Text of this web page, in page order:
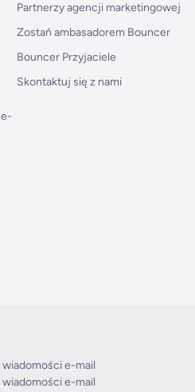
Partnerzy agencji marketingowej
Zostań ambasadorem Bouncer
Bouncer Przyjaciele
Skontaktuj się z nami
e-mail
e-mail